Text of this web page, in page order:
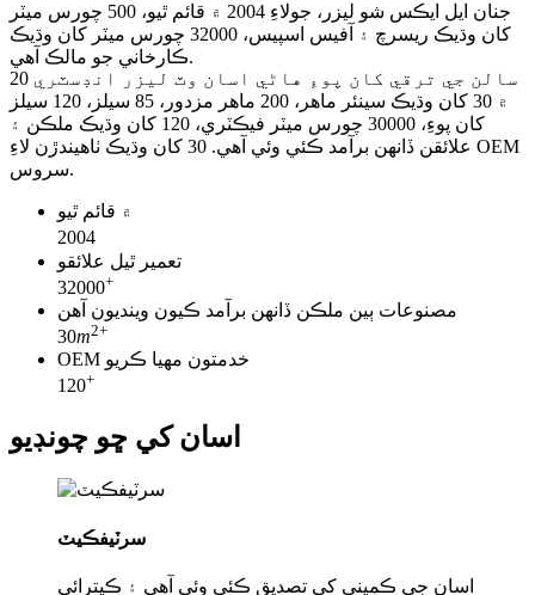
جنان ايل ايڪس شو ليزر، جولاءِ 2004 ۾ قائم ٿيو، 500 چورس ميٽر
کان وڌيڪ ريسرچ ۽ آفيس اسپيس، 32000 چورس ميٽر کان وڌيڪ
ڪارخاني جو مالڪ آهي.
20 سالن جي ترقي کان پوءِ هاڻي اسان وٽ ليزر انڊسٽري
۾ 30 کان وڌيڪ سينئر ماهر، 200 ماهر مزدور، 85 سيلز، 120 سيلز
کان پوءِ، 30000 چورس ميٽر فيڪٽري، 120 کان وڌيڪ ملڪن ۽
علائقن ڏانهن برآمد ڪئي وئي آهي. 30 کان وڌيڪ ٺاهيندڙن لاءِ OEM
سروس.
۾ قائم ٿيو
2004
تعمير ٿيل علائقو
32000+
مصنوعات ٻين ملڪن ڏانهن برآمد ڪيون وينديون آهن
30m2+
OEM خدمتون مهيا ڪريو
120+
اسان کي ڇو چونڊيو
سرٽيفڪيٽ
اسان جي ڪمپني کي تصديق ڪئي وئي آهي ۽ ڪيترائي